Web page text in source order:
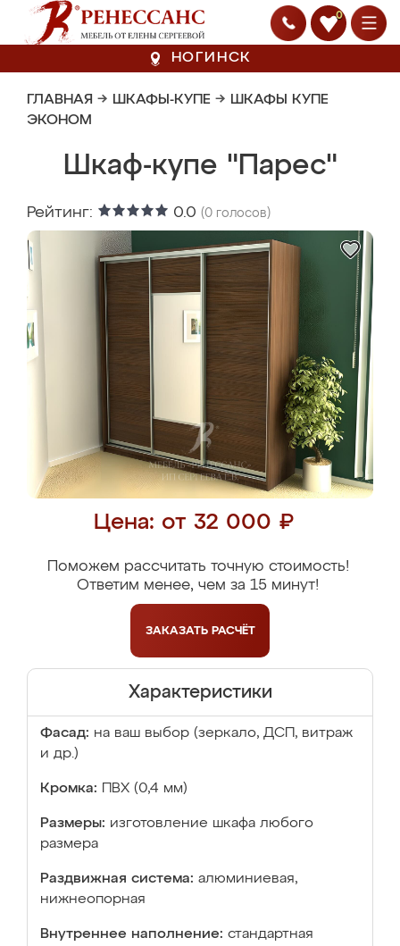
0
НОГИНСК
ГЛАВНАЯ → ШКАФЫ-КУПЕ → ШКАФЫ КУПЕ
ЭКОНОМ
Шкаф-купе "Парес"
Рейтинг: 0.0 (0 голосов)
Цена: от 32 000 ₽
Поможем рассчитать точную стоимость!
Ответим менее, чем за 15 минут!
ЗАКАЗАТЬ РАСЧЁТ
Характеристики
Фасад: на ваш выбор (зеркало, ДСП, витраж
и др.)
Кромка: ПВХ (0,4 мм)
Размеры: изготовление шкафа любого
размера
Раздвижная система: алюминиевая,
нижнеопорная
Внутреннее наполнение: стандартная